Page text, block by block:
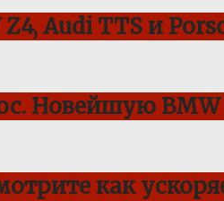
Audi TTS и
Новейшую
как